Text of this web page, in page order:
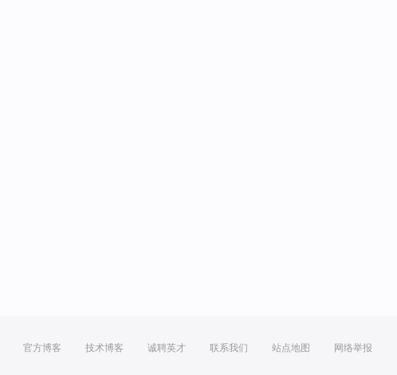
官方博客 技术博客 诚聘英才 联系我们 站点地图 网络举报